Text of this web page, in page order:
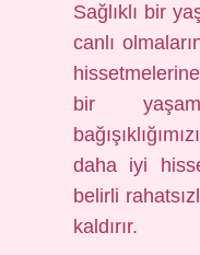
Sağlıklı bir
canlı
bir
daha iyi
belirli
kaldırır.